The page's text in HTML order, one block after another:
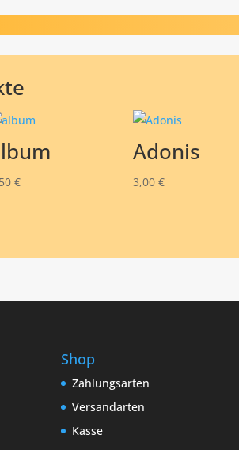
€
Adonis
3,00€
Shop
Zahlungsarten
Versandarten
Kasse